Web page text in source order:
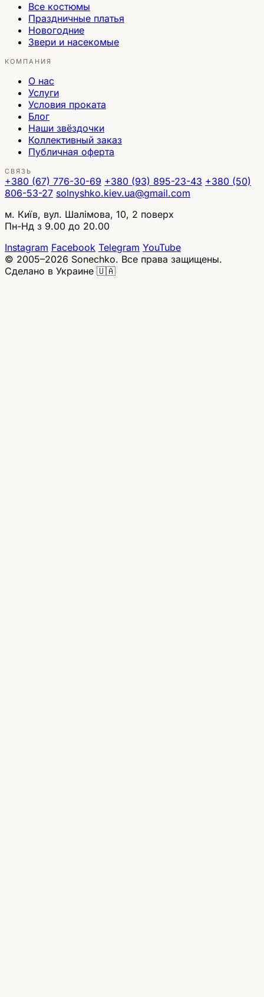
Все костюмы
Праздничные платья
Новогодние
Звери и насекомые
КОМПАНИЯ
О нас
Услуги
Условия проката
Блог
Наши звёздочки
Коллективный заказ
Публичная оферта
СВЯЗЬ
+380 (67) 776-30-69 +380 (93) 895-23-43 +380 (50)
806-53-27 solnyshko.kiev.ua@gmail.com
м. Київ, вул. Шалімова, 10, 2 поверх
Пн-Нд з 9.00 до 20.00
Instagram Facebook Telegram YouTube
© 2005–2026 Sonechko. Все права защищены.
Сделано в Украине 🇺🇦